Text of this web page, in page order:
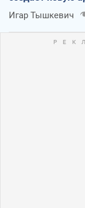
Игар Тышкевич